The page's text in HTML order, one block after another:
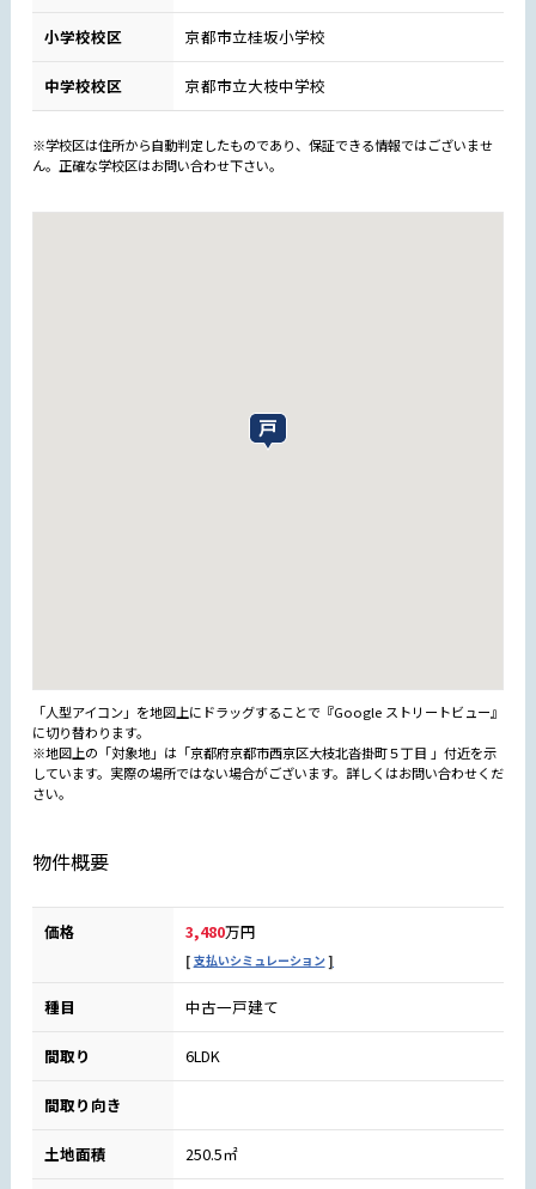
小学校校区 京都市立桂坂小学校
中学校校区 京都市立大枝中学校
※学校区は住所から自動判定したものであり、保証できる情報ではございませ
ん。正確な学校区はお問い合わせ下さい。
「人型アイコン」を地図上にドラッグすることで『Google ストリートビュー』
に切り替わります。
※地図上の「対象地」は「京都府京都市西京区大枝北沓掛町５丁目 」付近を示
しています。実際の場所ではない場合がございます。詳しくはお問い合わせくだ
さい。
物件概要
価格 3,480万円
支払いシミュレーション
種目 中古一戸建て
間取り 6LDK
間取り向き
土地面積 250.5㎡